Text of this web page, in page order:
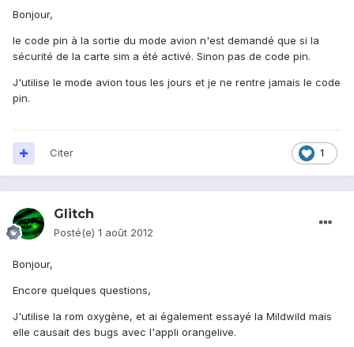
Bonjour,
le code pin à la sortie du mode avion n'est demandé que si la
sécurité de la carte sim a été activé. Sinon pas de code pin.
J'utilise le mode avion tous les jours et je ne rentre jamais le code
pin.
1
Citer
Glitch
Posté(e) 1 août 2012
Bonjour,
Encore quelques questions,
J'utilise la rom oxygène, et ai également essayé la Mildwild mais
elle causait des bugs avec l'appli orangelive.